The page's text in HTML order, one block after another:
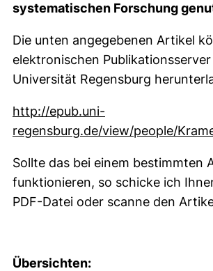
systematischen Forschung
Die unten angegebenen Artikel
elektronischen
Universität Regensburg
http://epub.uni-
regensburg.de/view/people/
Sollte das bei einem bestimmten
funktionieren, so schicke ich
PDF-Datei oder scanne den
Übersichten: